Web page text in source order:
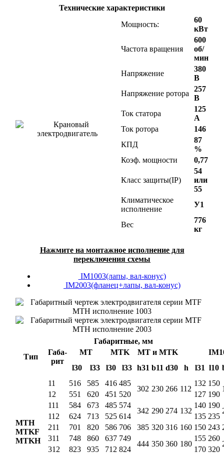
Технические характеристики
Мощность:
60
кВт
Частота вращения
600
об/
мин
Напряжение
380
В
Напряжение ротора
257
В
Ток статора
125
А
Ток ротора
146
КПД
87
%
Коэф. мощности
0,77
Класс защиты(IP)
54
или
55
Климатическое
исполнение
У1
Вес
776
кг
Нажмите на монтажное исполнение для
переключения схемы
IM1003(лапы, вал-конус)
IM2003(фланец+лапы, вал-конус)
Тип
Габа-
рит
Габаритные, мм
MT
MTK MT и MTK
l30
l33 l30 l33 h31 b11 d30 h l31 l10
MTH
MTKF
MTKH
11 516 585 416 485
302 230 266 112
132 150
12 551 620 451 520 127 190
111
584 673 485 574
342 290 274 132
140 190
112 624 713 525 614 135 235
211
701 820 586 706 385 320 316 160 150 243
311
748 860 637 749
444 350 360 180
155 260
312 823 935 712 824 170 320